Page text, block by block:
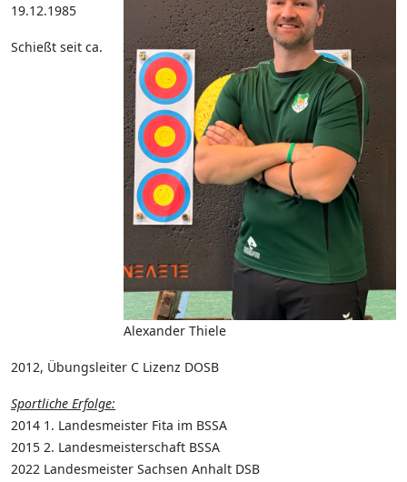
Alexander Thiele
19.12.1985
Schießt seit ca.
2012, Übungsleiter C Lizenz DOSB
Sportliche Erfolge:
2014 1. Landesmeister Fita im BSSA
2015 2. Landesmeisterschaft BSSA
2022 Landesmeister Sachsen Anhalt DSB